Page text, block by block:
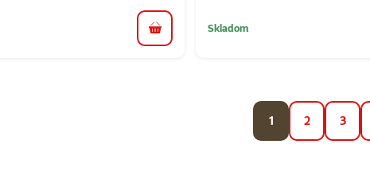
do košíka Skladom
1 2 3